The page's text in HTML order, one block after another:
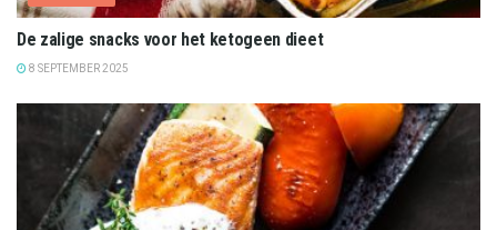
De zalige snacks voor het ketogeen dieet
8 SEPTEMBER 2025